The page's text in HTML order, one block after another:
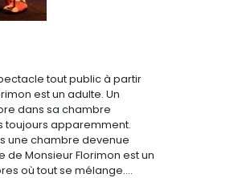
tout public à partir
est un adulte. Un
dans sa chambre
toujours apparemment.
une chambre devenue
de Monsieur Florimon est un
où tout se mélange.…